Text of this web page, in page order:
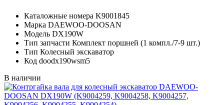
Каталожные номера K9001845
Марка DAEWOO-DOOSAN
Модель DX190W
Тип запчасти Комплект поршней (1 компл./7-9 шт.)
Тип Колесный экскаватор
Код doodx190wsm5
В наличии